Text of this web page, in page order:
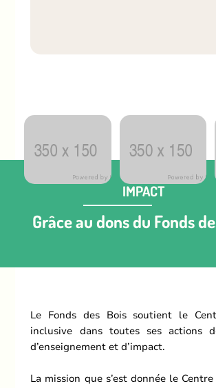
IMPACT
Grâce au dons du Fonds
Le Fonds des Bois soutient le
inclusive dans toutes ses actions
d’enseignement et d’impact.
La mission que s’est donnée le